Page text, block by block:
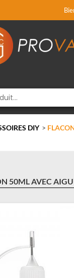
DIY >
50ML AVEC